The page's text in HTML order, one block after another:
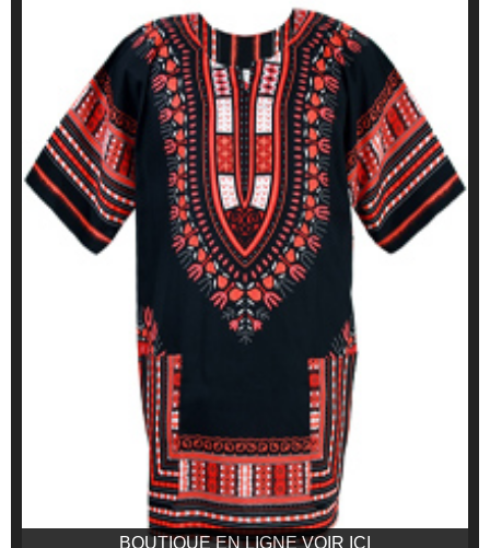
BOUTIQUE EN LIGNE VOIR ICI